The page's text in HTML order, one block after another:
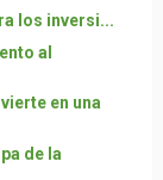
los inversi...
al
en una
de la